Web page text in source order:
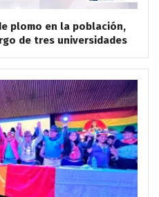
plomo en la población,
de tres universidades